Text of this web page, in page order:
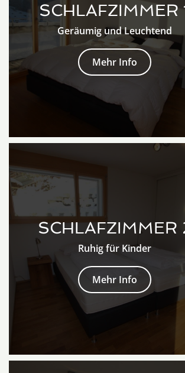
SCHLAFZIMMER
Geräumig und Leuchtend
Mehr Info
SCHLAFZIMMER
Ruhig für Kinder
Mehr Info